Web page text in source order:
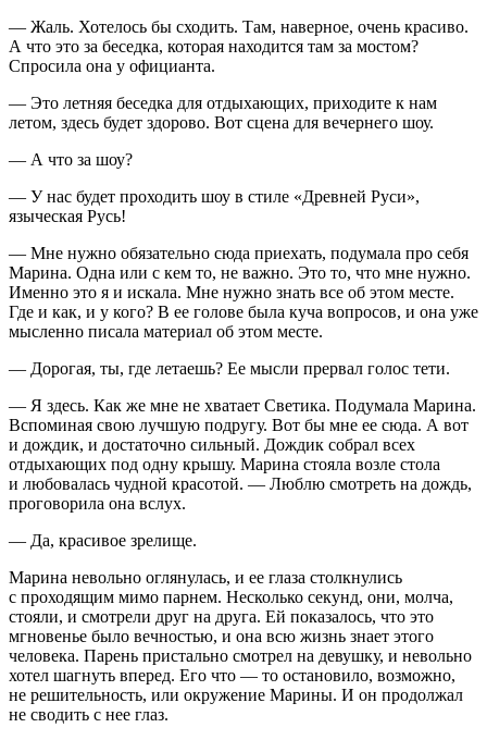
— Жаль. Хотелось бы сходить. Там, наверное, очень красиво.
А что это за беседка, которая находится там за мостом?
Спросила она у официанта.
— Это летняя беседка для отдыхающих, приходите к нам
летом, здесь будет здорово. Вот сцена для вечернего шоу.
— А что за шоу?
— У нас будет проходить шоу в стиле «Древней Руси»,
языческая Русь!
— Мне нужно обязательно сюда приехать, подумала про себя
Марина. Одна или с кем то, не важно. Это то, что мне нужно.
Именно это я и искала. Мне нужно знать все об этом месте.
Где и как, и у кого? В ее голове была куча вопросов, и она уже
мысленно писала материал об этом месте.
— Дорогая, ты, где летаешь? Ее мысли прервал голос тети.
— Я здесь. Как же мне не хватает Светика. Подумала Марина.
Вспоминая свою лучшую подругу. Вот бы мне ее сюда. А вот
и дождик, и достаточно сильный. Дождик собрал всех
отдыхающих под одну крышу. Марина стояла возле стола
и любовалась чудной красотой. — Люблю смотреть на дождь,
проговорила она вслух.
— Да, красивое зрелище.
Марина невольно оглянулась, и ее глаза столкнулись
с проходящим мимо парнем. Несколько секунд, они, молча,
стояли, и смотрели друг на друга. Ей показалось, что это
мгновенье было вечностью, и она всю жизнь знает этого
человека. Парень пристально смотрел на девушку, и невольно
хотел шагнуть вперед. Его что — то остановило, возможно,
не решительность, или окружение Марины. И он продолжал
не сводить с нее глаз.